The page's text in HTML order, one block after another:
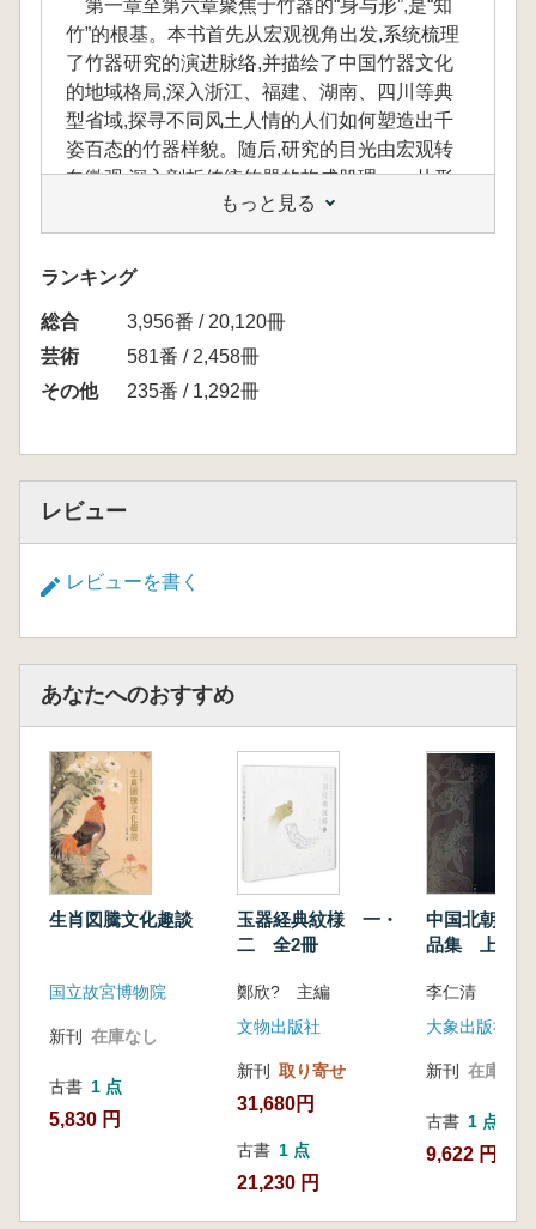
第一章至第六章聚焦于竹器的“身与形”,是“知
竹”的根基。本书首先从宏观视角出发,系统梳理
了竹器研究的演进脉络,并描绘了中国竹器文化
的地域格局,深入浙江、福建、湖南、四川等典
型省域,探寻不同风土人情的人们如何塑造出千
姿百态的竹器样貌。随后,研究的目光由宏观转
向微观,深入剖析传统竹器的构成肌理——从形
制、装饰到工艺,层层递进地解码其作为“物”的本
体语言。本书不仅关注其形态比例的和谐、对称
平衡的法度,更探究其结构性与非结构性装饰的
巧思、图案题材的象征意涵。最终,这些物质层
面的观察被置于日常生活的真实场景中,以探讨
竹器如何在“一物多用”中展现其功能智慧,又如何
在礼仪民俗中扮演其文化象征的角色。这一部
分,旨在为读者构建一个关于中国竹器扎实而全
统竹器造物理念的“五观”阐释框架:从“天人合
本”的功能观,到调节个体与群体心理秩序的心理
在将散落于器物中的东方智慧,提炼为一套可供
分析与传承的现代设计哲学,深度诠释“知竹常
乐”的精神内核。
第一章から第六章までは竹器の「身と形」に
焦点を当てており、「知竹」の基礎となる部分
です。本書はまず大きな視野から出発し、竹器
研究の発展の流れを体系的に整理するととも
に、中国の竹器文化がどのような地域的構造を
形成してきたのかを描き出しています。浙江、
福建、湖南、四川といった典型的な省域に深く
分け入り、異なる風土と生活環境の中で人々が
たのかを探っています。続いて、研究の視点は
宏観から微観へと移り、伝統竹器を構成する肌
理を詳細に分析します。形制、装飾、工芸とい
った要素を段階的に読み解き、竹器が「物」と
して持つ本体の言語を解明していきます。本書
は、形態の比例の調和や対称・均衡の法則に注
もっと見る
ランキング
総合
3,956番 / 20,120冊
芸術
581番 / 2,458冊
その他
235番 / 1,292冊
レビュー
レビューを書く
あなたへのおすすめ
生肖図騰文化趣談
国立故宮博物院
新刊 在庫なし
古書 1 点
5,830 円
玉器経典紋様 一・
二 全2冊
鄭欣? 主編
文物出版社
新刊 取り寄せ
31,680円
古書 1 点
21,230 円
中国北朝石
品集 上下
李仁清
大象出版社
新刊 在庫なし
古書 1 点
9,622 円